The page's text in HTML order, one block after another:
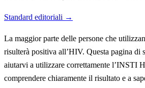
Standard editoriali →
La maggior parte delle persone che
risulterà positiva all’HIV. Questa pagina di
aiutarvi a utilizzare correttamente l’INSTI
comprendere chiaramente il risultato e a